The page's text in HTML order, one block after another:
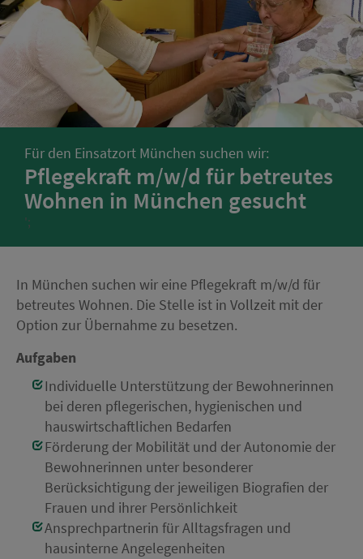
Für den Einsatzort München suchen wir:
Pflegekraft m/w/d für betreutes
Wohnen in München gesucht
';
In München suchen wir eine Pflegekraft m/w/d für
betreutes Wohnen. Die Stelle ist in Vollzeit mit der
Option zur Übernahme zu besetzen.
Aufgaben
Individuelle Unterstützung der Bewohnerinnen
bei deren pflegerischen, hygienischen und
hauswirtschaftlichen Bedarfen
Förderung der Mobilität und der Autonomie der
Bewohnerinnen unter besonderer
Berücksichtigung der jeweiligen Biografien der
Frauen und ihrer Persönlichkeit
Ansprechpartnerin für Alltagsfragen und
hausinterne Angelegenheiten